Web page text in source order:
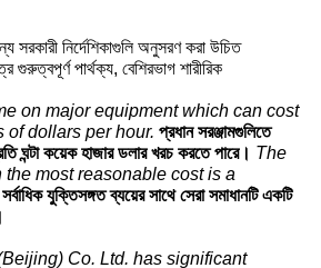
নির্দেশিকাগুলি অনুসরণ করা উচিত
গুরুত্বপূর্ণ পার্থক্য, বেশিরভাগ শারীরিক
on major equipment which can cost
of dollars per hour. প্রধান সরঞ্জামগুলিতে
ঘন্টা কয়েক হাজার ডলার খরচ করতে পারে। The
most reasonable cost is a
সর্বাধিক যুক্তিসঙ্গত ব্যয়ের সাথে সেরা সমাধানটি একটি
Co. Ltd. has significant